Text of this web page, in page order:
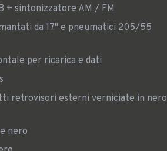
+ sintonizzatore AM / FM
per ricarica e dati
retrovisori esterni verniciate in nero
nero